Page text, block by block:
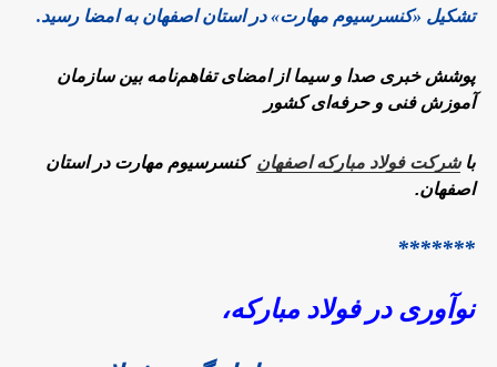
تشکیل «کنسرسیوم مهارت» در استان اصفهان به امضا رسید.
پوشش خبری صدا و سیما از امضای تفاهم‌نامه بین سازمان
آموزش فنی و حرفه‌ای کشور
باشرکت فولاد مبارکه اصفهان کنسرسیوم مهارت در استان
اصفهان.
*******
نوآوری در فولاد مبارکه،